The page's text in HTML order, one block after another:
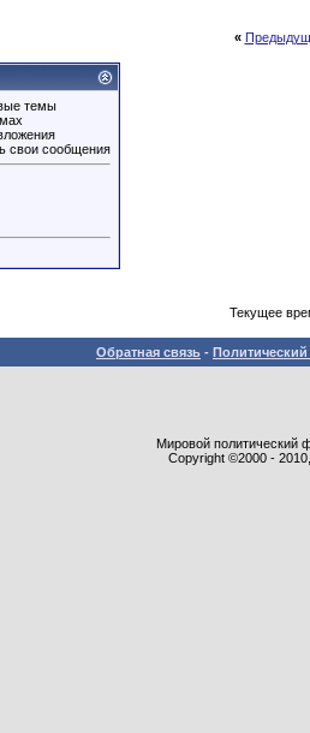
«
темы
свои сообщения
Текущее
Обратная связь -
Мировой политический
Copyright ©2000 -